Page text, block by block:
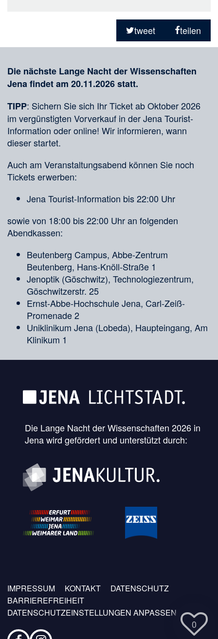
tweet
teilen
0
Die nächste Lange Nacht der Wissenschaften
Jena findet am 20.11.2026 statt.
TIPP: Sichern Sie sich Ihr Ticket ab Oktober 2026
im vergünstigten Vorverkauf in der Jena Tourist-
Information oder online! Wir informieren, wann
dieser startet.
Auch am Veranstaltungsabend können Sie noch
Tickets erwerben:
Jena Tourist-Information bis 22:00 Uhr
sowie von 18:00 bis 22:00 Uhr an folgenden
Abendkassen:
Beutenberg Campus, Abbe-Zentrum
Beutenberg, Hans-Knöll-Straße 1
Jenoptik (Göschwitz), Technologiezentrum,
Göschwitzerstr. 25
Ernst-Abbe-Hochschule Jena, Carl-Zeiß-
Promenade 2
Uniklinikum Jena (Lobeda), Haupteingang, Am
Klinikum 1
Die Lange Nacht der Wissenschaften 2026 in
Jena wird gefördert und unterstützt durch:
Fußzeilen
Menü
IMPRESSUM KONTAKT
DATENSCHUTZ
BARRIEREFREIHEIT
DATENSCHUTZEINSTELLUNGEN ANPASSEN